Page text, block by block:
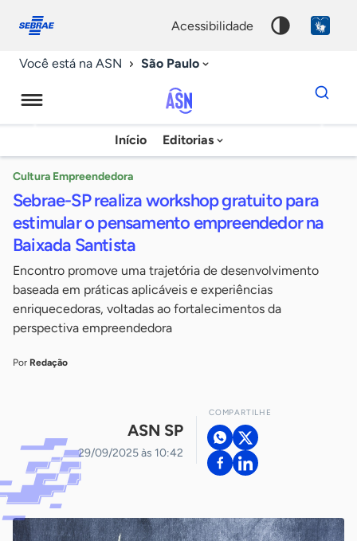
conosco
acessibilidade
Você está na ASN São Paulo
Agência
Sebrae
Notícias
Início Editorias
Dados
para
chave
Cultura Empreendedora
Sebrae-SP realiza workshop gratuito para
estimular o pensamento empreendedor na
Baixada Santista
Encontro promove uma trajetória de desenvolvimento
baseada em práticas aplicáveis e experiências
enriquecedoras, voltadas ao fortalecimentos da
perspectiva empreendedora
Por Redação
ASN SP
29/09/2025 às 10:42
COMPARTILHE